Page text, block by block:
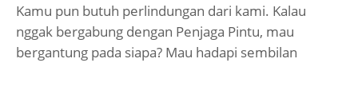
Kamu pun butuh perlindungan dari kami. Kalau
nggak bergabung dengan Penjaga Pintu, mau
bergantung pada siapa? Mau hadapi sembilan